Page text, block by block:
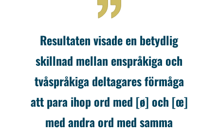
Resultaten visade en betydlig
skillnad mellan enspråkiga och
tvåspråkiga deltagares förmåga
att para ihop ord med [ø] och [œ]
med andra ord med samma